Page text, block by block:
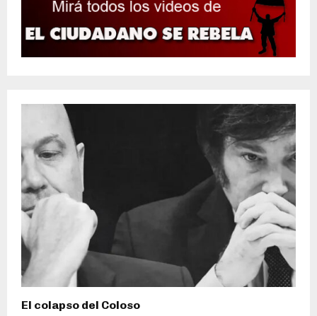
El colapso del Coloso